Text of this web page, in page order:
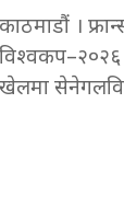
काठमाडौं ।
खेलमा